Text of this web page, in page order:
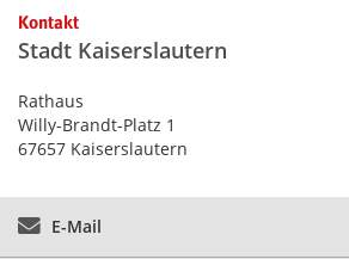
Kontakt
Stadt Kaiserslautern
Rathaus
Willy-Brandt-Platz 1
67657 Kaiserslautern
E-Mail